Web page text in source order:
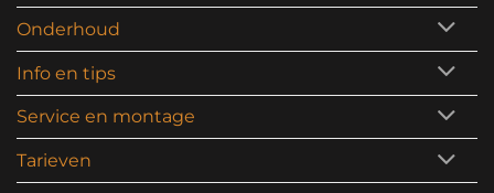
Onderhoud
Info en tips
Service en montage
Tarieven